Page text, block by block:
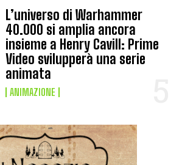
L’universo di Warhammer
40.000 si amplia ancora
insieme a Henry Cavill: Prime
Video svilupperà una serie
animata
ANIMAZIONE